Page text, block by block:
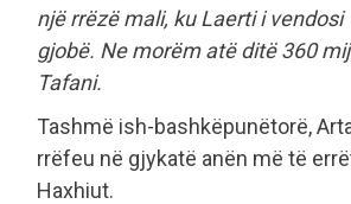
një rrëzë mali, ku Laerti i vendosi
gjobë. Ne morëm atë ditë 360
Tafani.
Tashmë ish-bashkëpunëtorë,
rrëfeu në gjykatë anën më të
Haxhiut.